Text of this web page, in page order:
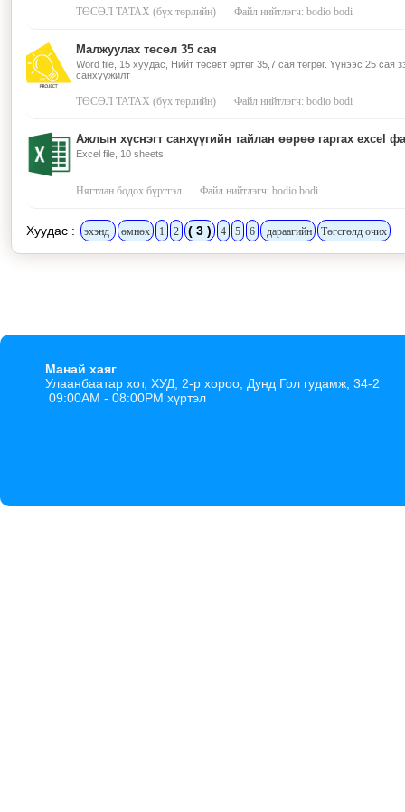
ТӨСӨЛ ТАТАХ (бүх төрлийн) Файл нийтлэгч: bodio bodi
Малжуулах төсөл 35 сая
Word file, 15 хуудас, Нийт төсөвт өртөг 35,7 сая төгрөг. Үүнээс 25 сая
санхүүжилт
ТӨСӨЛ ТАТАХ (бүх төрлийн) Файл нийтлэгч: bodio bodi
Ажлын хүснэгт санхүүгийн тайлан өөрөө гаргах excel
Excel file, 10 sheets
Нягтлан бодох бүртгэл Файл нийтлэгч: bodio bodi
Хуудас : эхэнд өмнөх 1 2 ( 3 ) 4 5 6 дараагийн Төгсгөлд очих
Манай хаяг
Улаанбаатар хот, ХУД, 2-р хороо, Дунд Гол гудамж, 34-2
09:00AM - 08:00PM хүртэл